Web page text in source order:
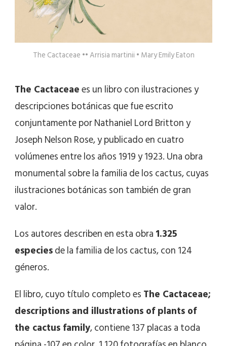
The Cactaceae •• Arrisia martinii • Mary Emily Eaton
The Cactaceaees un libro con ilustraciones y
descripciones botánicas que fue escrito
conjuntamente por Nathaniel Lord Britton y
Joseph Nelson Rose, y publicado en cuatro
volúmenes entre los años 1919 y 1923. Una obra
monumental sobre la familia de los cactus, cuyas
ilustraciones botánicas son también de gran
valor.
Los autores describen en esta obra1.325
especiesde la familia de los cactus, con 124
géneros.
El libro, cuyo título completo esThe Cactaceae;
descriptions and illustrations of plants of
the cactus family, contiene 137 placas a toda